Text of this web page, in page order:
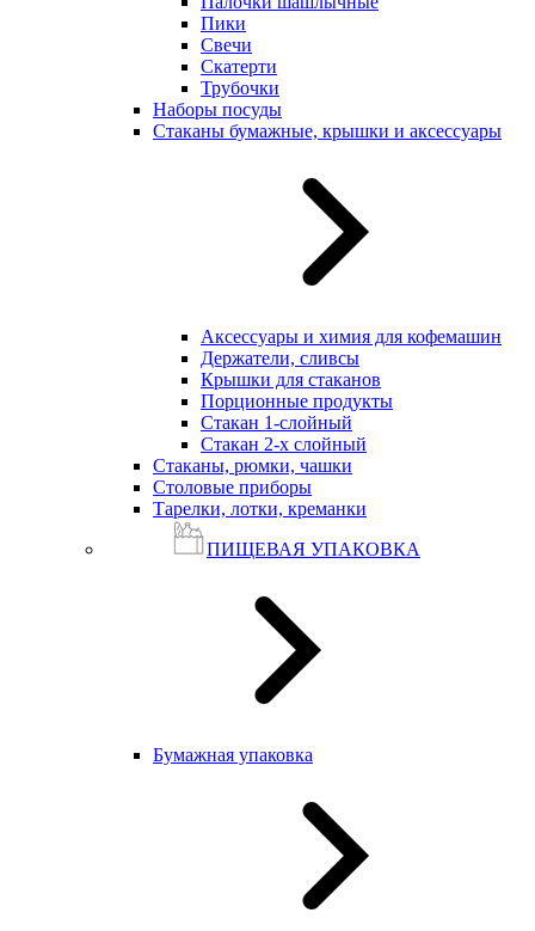
Пики
Свечи
Скатерти
Трубочки
Наборы посуды
Стаканы бумажные, крышки и аксессуары
Аксессуары и химия для кофемашин
Держатели, сливсы
Крышки для стаканов
Порционные продукты
Стакан 1-слойный
Стакан 2-х слойный
Стаканы, рюмки, чашки
Столовые приборы
Тарелки, лотки, креманки
ПИЩЕВАЯ УПАКОВКА
Бумажная упаковка